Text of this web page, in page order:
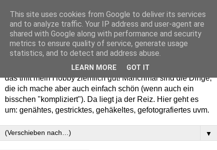
Willkommen in meinem "Wohnzimmer". Einfach und schön -
das trifft mein Hobby ziemlich gut! Manchmal sind die Dinge,
die ich mache aber auch einfach schön (wenn auch ein
bisschen "kompliziert"). Da liegt ja der Reiz. Hier geht es
um: genähtes, gestricktes, gehäkeltes, gefotografiertes uvm.
▼
This site uses cookies from Google to deliver its services
and to analyze traffic. Your IP address and user-agent are
shared with Google along with performance and security
metrics to ensure quality of service, generate usage
statistics, and to detect and address abuse.
LEARN MORE GOT IT